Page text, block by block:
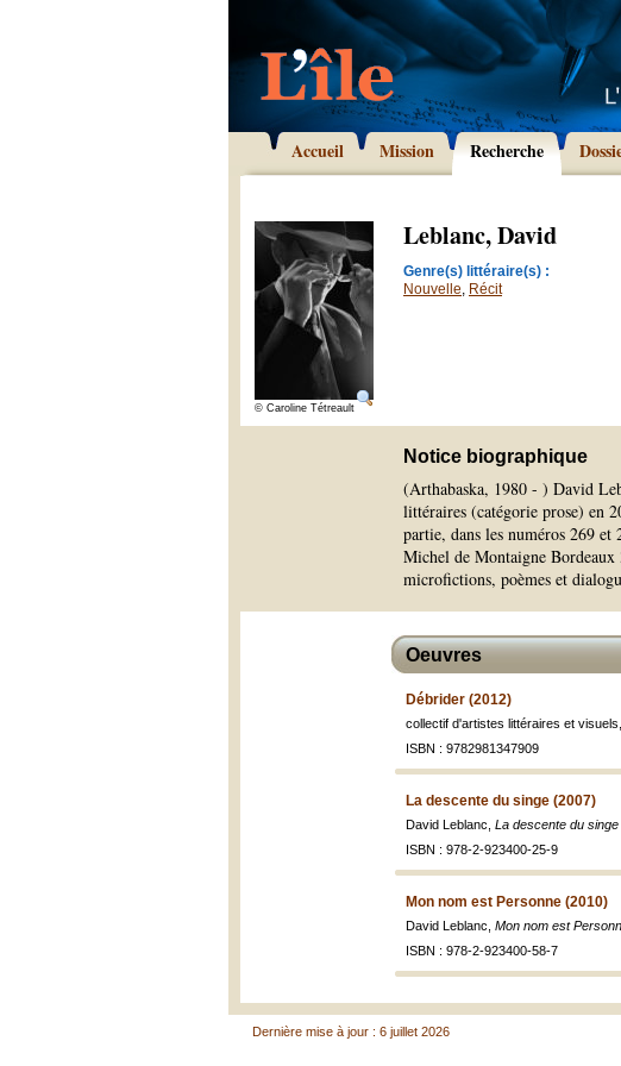
Accueil Mission Recherche
© Caroline Tétreault
Leblanc, David
Genre(s) littéraire(s) :
Nouvelle, Récit
Notice biographique
(Arthabaska, 1980 - ) David
littéraires (catégorie prose) en
partie, dans les numéros 269 et
Michel de Montaigne Bordeaux
microfictions, poèmes et
Oeuvres
Débrider (2012)
collectif d'artistes littéraires et visuels,
ISBN : 9782981347909
La descente du singe (2007)
David Leblanc, La descente du
ISBN : 978-2-923400-25-9
Mon nom est Personne (2010)
David Leblanc, Mon nom est
ISBN : 978-2-923400-58-7
Dernière mise à jour : 6 juillet 2026